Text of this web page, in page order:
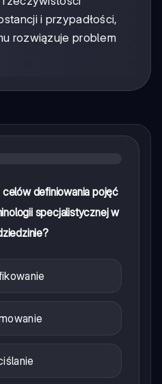
i przypadłości,
rozwiązuje problem
definiowania pojęć
specjalistycznej w